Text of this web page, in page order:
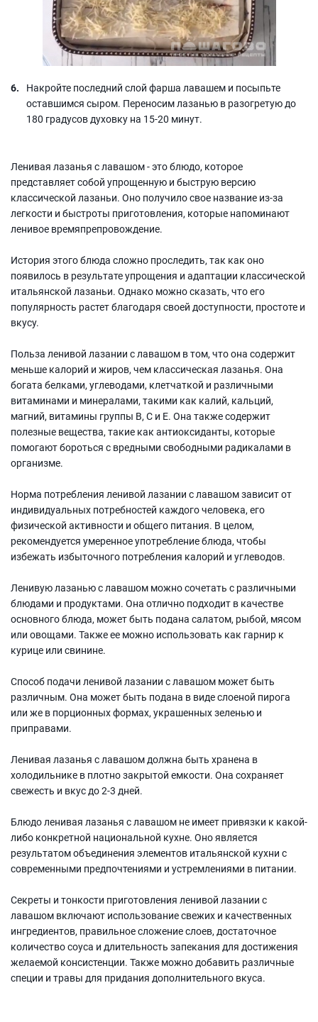
Накройте последний слой фарша лавашем и посыпьте
оставшимся сыром. Переносим лазанью в разогретую до
180 градусов духовку на 15-20 минут.
Ленивая лазанья с лавашом - это блюдо, которое
представляет собой упрощенную и быструю версию
классической лазаньи. Оно получило свое название из-за
легкости и быстроты приготовления, которые напоминают
ленивое времяпрепровождение.
История этого блюда сложно проследить, так как оно
появилось в результате упрощения и адаптации классической
итальянской лазаньи. Однако можно сказать, что его
популярность растет благодаря своей доступности, простоте и
вкусу.
Польза ленивой лазании с лавашом в том, что она содержит
меньше калорий и жиров, чем классическая лазанья. Она
богата белками, углеводами, клетчаткой и различными
витаминами и минералами, такими как калий, кальций,
магний, витамины группы B, C и E. Она также содержит
полезные вещества, такие как антиоксиданты, которые
помогают бороться с вредными свободными радикалами в
организме.
Норма потребления ленивой лазании с лавашом зависит от
индивидуальных потребностей каждого человека, его
физической активности и общего питания. В целом,
рекомендуется умеренное употребление блюда, чтобы
избежать избыточного потребления калорий и углеводов.
Ленивую лазанью с лавашом можно сочетать с различными
блюдами и продуктами. Она отлично подходит в качестве
основного блюда, может быть подана салатом, рыбой, мясом
или овощами. Также ее можно использовать как гарнир к
курице или свинине.
Способ подачи ленивой лазании с лавашом может быть
различным. Она может быть подана в виде слоеной пирога
или же в порционных формах, украшенных зеленью и
приправами.
Ленивая лазанья с лавашом должна быть хранена в
холодильнике в плотно закрытой емкости. Она сохраняет
свежесть и вкус до 2-3 дней.
Блюдо ленивая лазанья с лавашом не имеет привязки к какой-
либо конкретной национальной кухне. Оно является
результатом объединения элементов итальянской кухни с
современными предпочтениями и устремлениями в питании.
Секреты и тонкости приготовления ленивой лазании с
лавашом включают использование свежих и качественных
ингредиентов, правильное сложение слоев, достаточное
количество соуса и длительность запекания для достижения
желаемой консистенции. Также можно добавить различные
специи и травы для придания дополнительного вкуса.